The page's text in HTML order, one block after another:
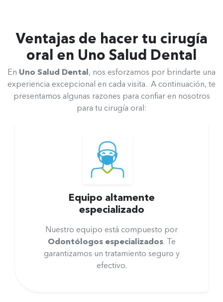
Ventajas de hacer tu cirugía
oral en Uno Salud Dental
En Uno Salud Dental , nos esforzamos por brindarte una
experiencia excepcional en cada visita. A continuación, te
presentamos algunas razones para confiar en nosotros
para tu cirugía oral:
Equipo altamente
especializado
Nuestro equipo está compuesto por
Odontólogos especializados. Te
garantizamos un tratamiento seguro y
efectivo.